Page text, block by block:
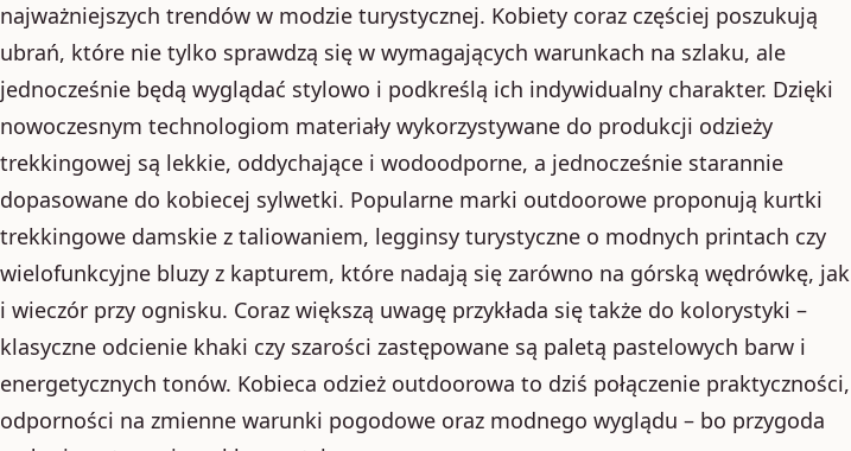
najważniejszych trendów w modzie turystycznej. Kobiety coraz częściej poszukują
ubrań, które nie tylko sprawdzą się w wymagających warunkach na szlaku, ale
jednocześnie będą wyglądać stylowo i podkreślą ich indywidualny charakter. Dzięki
nowoczesnym technologiom materiały wykorzystywane do produkcji odzieży
trekkingowej są lekkie, oddychające i wodoodporne, a jednocześnie starannie
dopasowane do kobiecej sylwetki. Popularne marki outdoorowe proponują kurtki
trekkingowe damskie z taliowaniem, legginsy turystyczne o modnych printach czy
wielofunkcyjne bluzy z kapturem, które nadają się zarówno na górską wędrówkę, jak
i wieczór przy ognisku. Coraz większą uwagę przykłada się także do kolorystyki –
klasyczne odcienie khaki czy szarości zastępowane są paletą pastelowych barw i
energetycznych tonów. Kobieca odzież outdoorowa to dziś połączenie praktyczności,
odporności na zmienne warunki pogodowe oraz modnego wyglądu – bo przygoda